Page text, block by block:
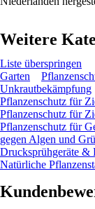
Weitere
Liste überspringen
Garten
Unkrautbekämpfung
Pflanzenschutz für
Pflanzenschutz für
Pflanzenschutz für
gegen Algen und
Drucksprühgeräte &
Natürliche